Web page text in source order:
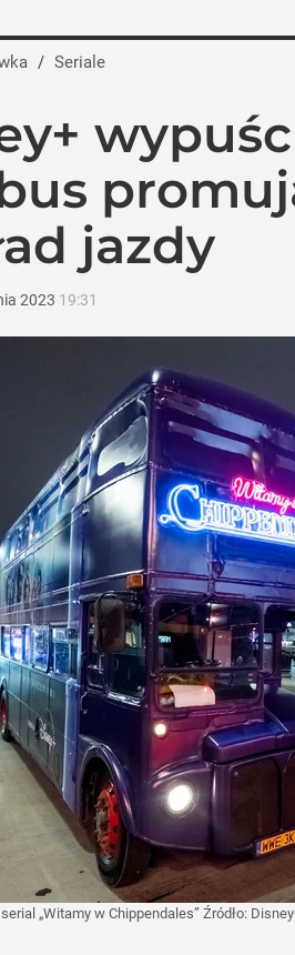
/ Seriale
jazdy
2023 19:31
„Witamy w Chippendales” Źródło: